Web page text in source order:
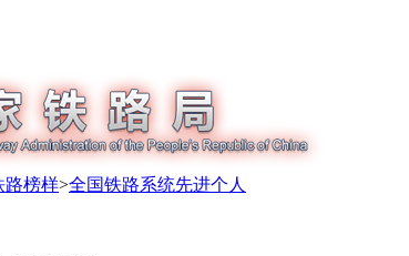
路榜样>全国铁路系统先进个人